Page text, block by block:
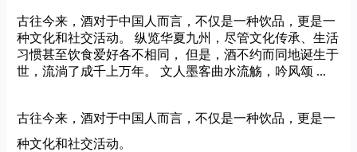
古往今来，酒对于中国人而言，不仅是一种饮品，更是一
种文化和社交活动。 纵览华夏九州，尽管文化传承、生活
习惯甚至饮食爱好各不相同， 但是，酒不约而同地诞生于
世，流淌了成千上万年。 文人墨客曲水流觞，吟风颂 ...
古往今来，酒对于中国人而言，不仅是一种饮品，更是一
种文化和社交活动。